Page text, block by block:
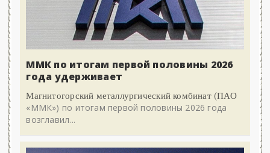
ММК по итогам первой половины 2026
года удерживает
Магнитогорский металлургический комбинат (ПАО
«ММК») по итогам первой половины 2026 года
возглавил...